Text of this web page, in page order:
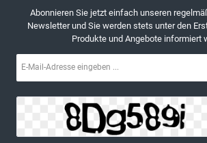
Abonnieren Sie jetzt einfach unseren
Newsletter und Sie werden stets unter den
Produkte und Angebote informiert